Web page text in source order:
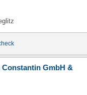
Constantin GmbH &